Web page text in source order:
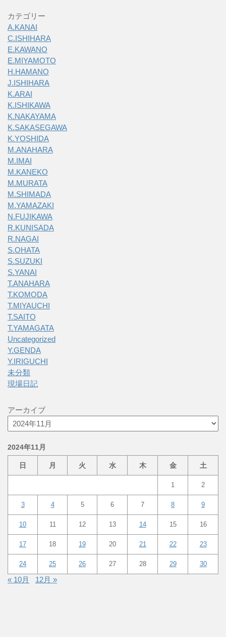
カテゴリー
A.KANAI
C.ISHIHARA
E.KAWANO
E.MIYAMOTO
H.HAMANO
J.ISHIHARA
K.ARAI
K.ISHIKAWA
K.NAKAYAMA
K.SAKASEGAWA
K.YOSHIDA
M.ANAHARA
M.IMAI
M.KANEKO
M.MURATA
M.SHIMADA
M.YAMAZAKI
N.FUJIKAWA
R.KUNISADA
R.NAGAI
S.OHATA
S.SUZUKI
S.YANAI
T.ANAHARA
T.KOMODA
T.MIYAUCHI
T.SAITO
T.YAMAGATA
Uncategorized
Y.GENDA
Y.IRIGUCHI
未分類
現場日記
アーカイブ
2024年11月
日 月 火 水 木 金 土
1 2
3 4 5 6 7 8 9
10 11 12 13 14 15 16
17 18 19 20 21 22 23
24 25 26 27 28 29 30
« 10月 12月 »